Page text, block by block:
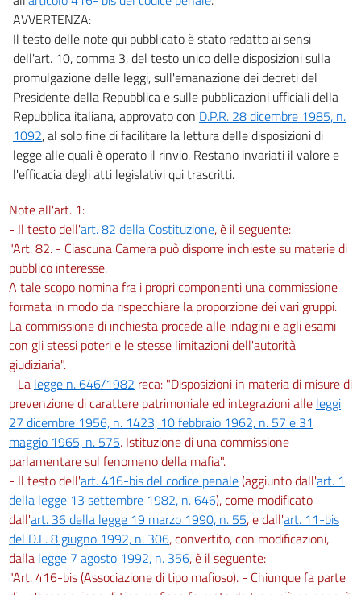
AVVERTENZA:
Il testo delle note qui pubblicato è stato redatto ai sensi
dell'art. 10, comma 3, del testo unico delle disposizioni sulla
promulgazione delle leggi, sull'emanazione dei decreti del
Presidente della Repubblica e sulle pubblicazioni ufficiali della
Repubblica italiana, approvato con D.P.R. 28 dicembre 1985, n.
1092, al solo fine di facilitare la lettura delle disposizioni di
legge alle quali è operato il rinvio. Restano invariati il valore e
l'efficacia degli atti legislativi qui trascritti.
Note all'art. 1:
- Il testo dell'art. 82 della Costituzione, è il seguente:
"Art. 82. - Ciascuna Camera può disporre inchieste su materie di
pubblico interesse.
A tale scopo nomina fra i propri componenti una commissione
formata in modo da rispecchiare la proporzione dei vari gruppi.
La commissione di inchiesta procede alle indagini e agli esami
con gli stessi poteri e le stesse limitazioni dell'autorità
giudiziaria".
- La legge n. 646/1982 reca: "Disposizioni in materia di misure di
prevenzione di carattere patrimoniale ed integrazioni alle leggi
27 dicembre 1956, n. 1423, 10 febbraio 1962, n. 57 e 31
maggio 1965, n. 575. Istituzione di una commissione
parlamentare sul fenomeno della mafia".
- Il testo dell'art. 416-bis del codice penale(aggiunto dall'art. 1
della legge 13 settembre 1982, n. 646), come modificato
dall'art. 36 della legge 19 marzo 1990, n. 55, e dall'art. 11-bis
del D.L. 8 giugno 1992, n. 306, convertito, con modificazioni,
dalla legge 7 agosto 1992, n. 356, è il seguente:
"Art. 416-bis (Associazione di tipo mafioso). - Chiunque fa parte